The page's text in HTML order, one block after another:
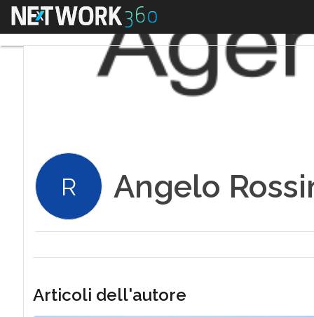
Menu
R Angelo
Articoli dell'autore